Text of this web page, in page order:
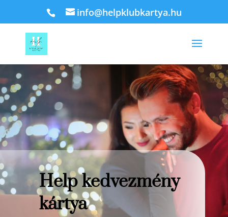
info@helpklubkartya.hu
Help kedvezmény
kártya